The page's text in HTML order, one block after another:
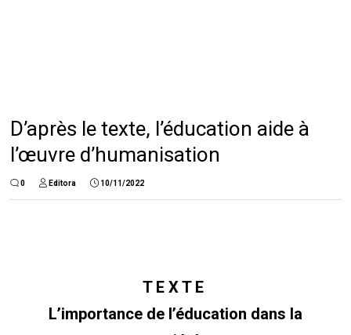
D’après le texte, l’éducation aide à
l’œuvre d’humanisation
0 Editora 10/11/2022
T E X T E
L’importance de l’éducation dans la